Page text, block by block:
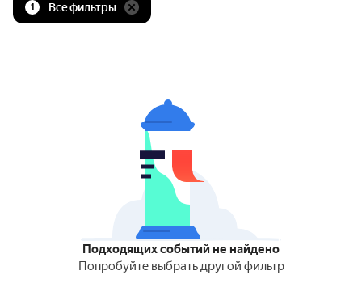
1 Все фильтры
Подходящих событий не найдено
Попробуйте выбрать другой фильтр